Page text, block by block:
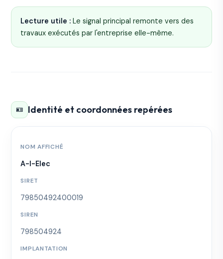
Lecture utile : Le signal principal remonte vers des
travaux exécutés par l'entreprise elle-même.
🪪 Identité et coordonnées repérées
NOM AFFICHÉ
A-I-Elec
SIRET
79850492400019
SIREN
798504924
IMPLANTATION